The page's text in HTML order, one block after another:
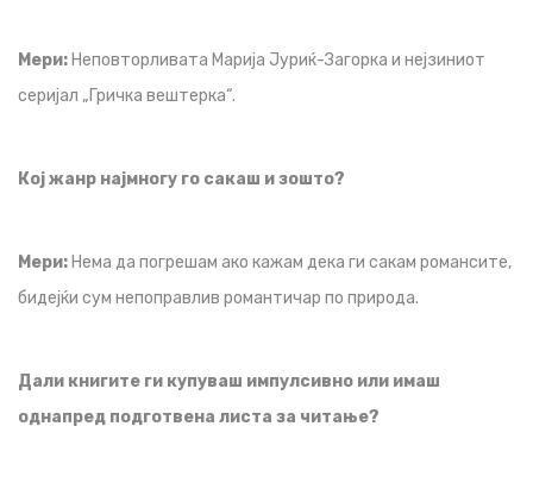
Мери: Неповторливата Марија Јуриќ-Загорка и нејзиниот
серијал „Гричка вештерка“.
Кој жанр најмногу го сакаш и зошто?
Мери: Нема да погрешам ако кажам дека ги сакам романсите,
бидејќи сум непоправлив романтичар по природа.
Дали книгите ги купуваш импулсивно или имаш
однапред подготвена листа за читање?